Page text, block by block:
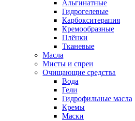
Альгинатные
Гидрогелевые
Карбокситерапия
Кремообразные
Плёнки
Тканевые
Масла
Мисты и спреи
Очищающие средства
Вода
Гели
Гидрофильные масла
Кремы
Маски